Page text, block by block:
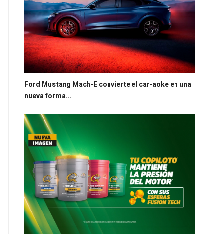
Ford Mustang Mach-E convierte el car-aoke en una
nueva forma...